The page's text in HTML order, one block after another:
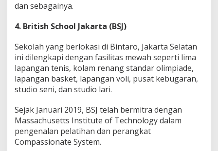
dan sebagainya.
4. British School Jakarta (BSJ)
Sekolah yang berlokasi di Bintaro, Jakarta Selatan
ini dilengkapi dengan fasilitas mewah seperti lima
lapangan tenis, kolam renang standar olimpiade,
lapangan basket, lapangan voli, pusat kebugaran,
studio seni, dan studio lari.
Sejak Januari 2019, BSJ telah bermitra dengan
Massachusetts Institute of Technology dalam
pengenalan pelatihan dan perangkat
Compassionate System.